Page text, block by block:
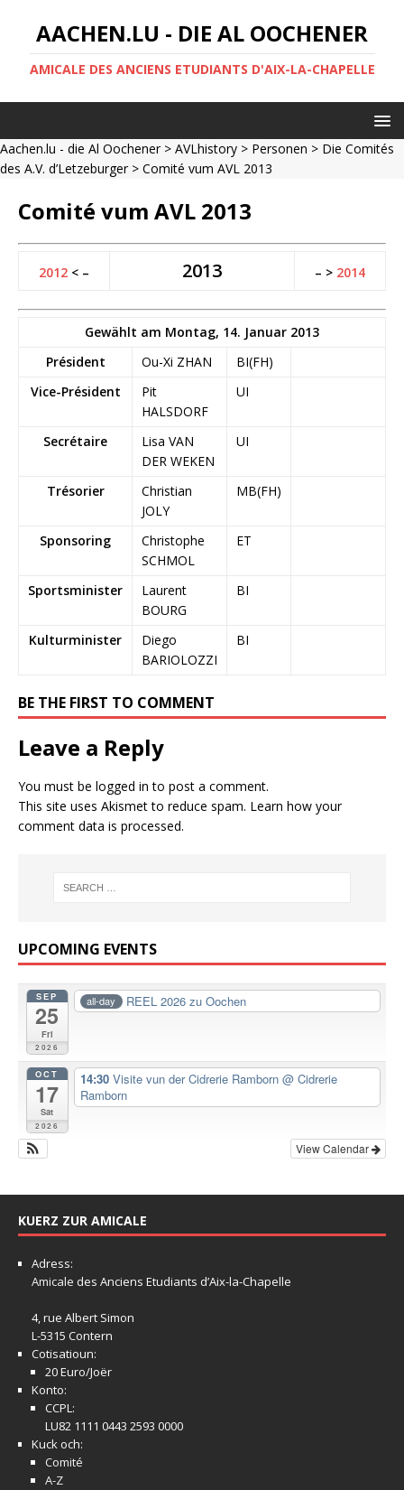
AACHEN.LU - DIE AL OOCHENER
AMICALE DES ANCIENS ETUDIANTS D'AIX-LA-CHAPELLE
Aachen.lu - die Al Oochener> AVLhistory > Personen > Die Comités
des A.V. d’Letzeburger> Comité vum AVL 2013
Comité vum AVL 2013
2012 < – 2013 – > 2014
Gewählt am Montag, 14. Januar 2013
Président
Ou-Xi ZHAN
BI(FH)
Vice-Président
Pit
HALSDORF
UI
Secrétaire
Lisa VAN
DER WEKEN
UI
Trésorier
Christian
JOLY
MB(FH)
Sponsoring
Christophe
SCHMOL
ET
Sportsminister
Laurent
BOURG
BI
Kulturminister
Diego
BARIOLOZZI
BI
BE THE FIRST TO COMMENT
Leave a Reply
You must be logged in to post a comment.
This site uses Akismet to reduce spam. Learn how your
comment data is processed.
UPCOMING EVENTS
SEP
25
Fri
2026
all-day REEL 2026 zu Oochen
OCT
17
Sat
2026
14:30 Visite vun der Cidrerie Ramborn @ Cidrerie
Ramborn
View Calendar
KUERZ ZUR AMICALE
Adress:
Amicale des Anciens Etudiants d’Aix-la-Chapelle
4, rue Albert Simon
L-5315 Contern
Cotisatioun:
20 Euro/Joër
Konto:
CCPL:
LU82 1111 0443 2593 0000
Kuck och:
Comité
A-Z